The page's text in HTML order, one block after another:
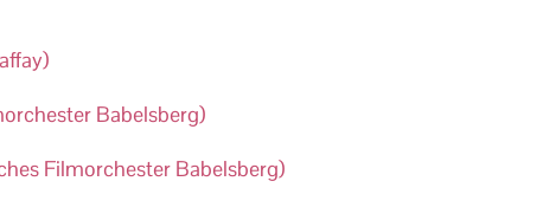
Babelsberg)
Filmorchester Babelsberg)